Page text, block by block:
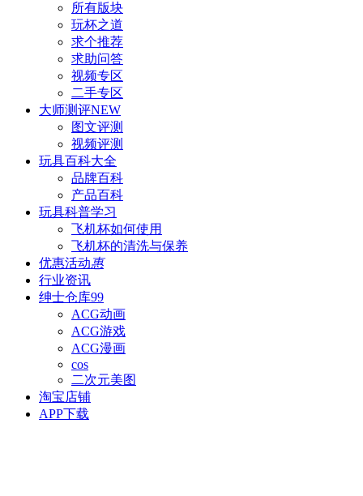
所有版块
玩杯之道
求个推荐
求助问答
视频专区
二手专区
大师测评NEW
图文评测
视频评测
玩具百科大全
品牌百科
产品百科
玩具科普学习
飞机杯如何使用
飞机杯的清洗与保养
优惠活动惠
行业资讯
绅士仓库99
ACG动画
ACG游戏
ACG漫画
cos
二次元美图
淘宝店铺
APP下载